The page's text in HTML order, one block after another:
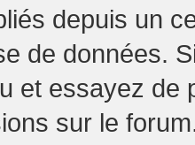
depuis un
de données.
et essayez de
sur le